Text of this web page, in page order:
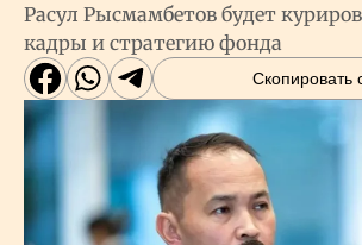
Расул Рысмамбетов будет
кадры и стратегию фонда
Скопировать